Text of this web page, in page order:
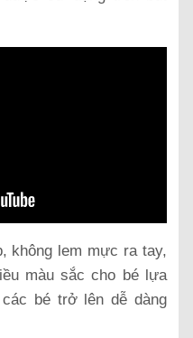
không lem mực ra tay,
màu sắc cho bé lựa
bé trở lên dễ dàng